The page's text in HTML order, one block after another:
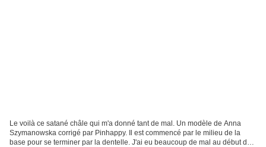
Le voilà ce satané châle qui m'a donné tant de mal. Un modèle de Anna
Szymanowska corrigé par Pinhappy. Il est commencé par le milieu de la
base pour se terminer par la dentelle. J'ai eu beaucoup de mal au début de